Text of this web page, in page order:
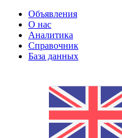
Объявления
О нас
Аналитика
Справочник
База данных